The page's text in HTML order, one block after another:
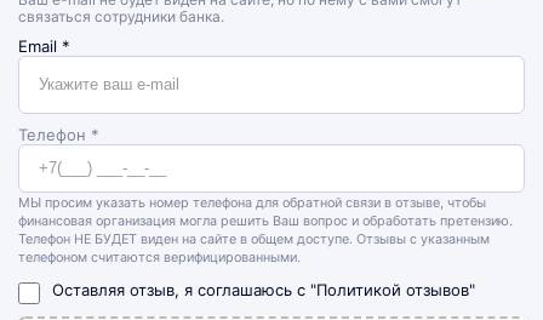
связаться сотрудники банка.
Email *
Телефон *
МЫ просим указать номер телефона для обратной связи в отзыве, чтобы
финансовая организация могла решить Ваш вопрос и обработать претензию.
Телефон НЕ БУДЕТ виден на сайте в общем доступе. Отзывы с указанным
телефоном считаются верифицированными.
Оставляя отзыв, я соглашаюсь с "Политикой отзывов"